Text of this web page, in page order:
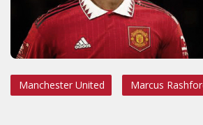
Manchester United Marcus